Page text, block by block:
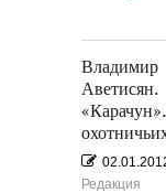
Владимир
Аветисян.
Редакция